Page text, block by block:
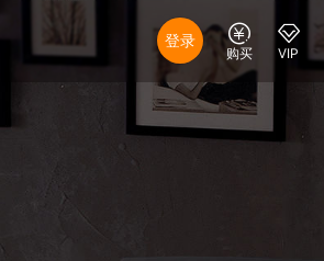
登录
购买 VIP